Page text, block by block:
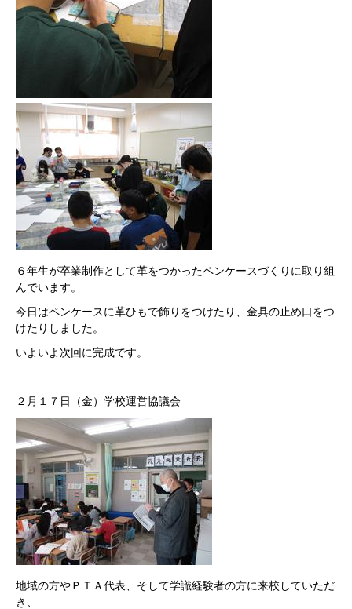
６年生が卒業制作として革をつかったペンケースづくりに取り組
んでいます。
今日はペンケースに革ひもで飾りをつけたり、金具の止め口をつ
けたりしました。
いよいよ次回に完成です。
２月１７日（金）学校運営協議会
地域の方やＰＴＡ代表、そして学識経験者の方に来校していただ
き、